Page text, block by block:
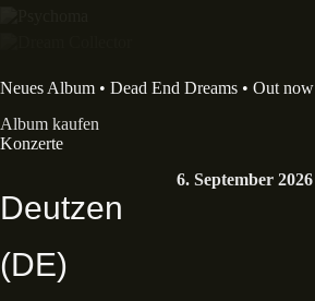
Neues Album • Dead End Dreams • Out now
Album kaufen
Konzerte
6. September 2026
Deutzen
(DE)